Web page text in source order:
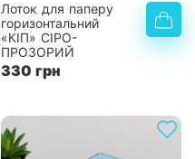
Лоток для паперу
горизонтальний
«КІП» СІРО-
ПРОЗОРИЙ
330 грн